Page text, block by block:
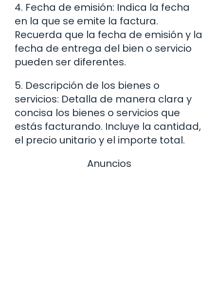
4. Fecha de emisión: Indica la fecha
en la que se emite la factura.
Recuerda que la fecha de emisión y la
fecha de entrega del bien o servicio
pueden ser diferentes.
5. Descripción de los bienes o
servicios: Detalla de manera clara y
concisa los bienes o servicios que
estás facturando. Incluye la cantidad,
el precio unitario y el importe total.
Anuncios